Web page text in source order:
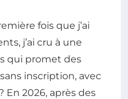
fois que j’ai
j’ai cru à une
qui promet des
inscription, avec
2026, après des